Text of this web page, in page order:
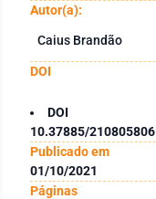
Autor(a):
Caius Brandão
DOI
DOI
10.37885/210805806
Publicado em
01/10/2021
Páginas